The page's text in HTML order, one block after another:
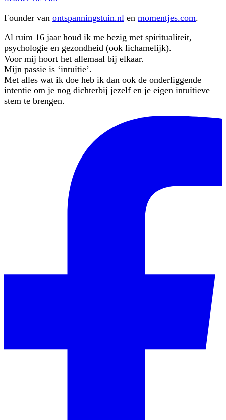
Founder van ontspanningstuin.nl en momentjes.com.
Al ruim 16 jaar houd ik me bezig met spiritualiteit,
psychologie en gezondheid (ook lichamelijk).
Voor mij hoort het allemaal bij elkaar.
Mijn passie is ‘intuïtie’.
Met alles wat ik doe heb ik dan ook de onderliggende
intentie om je nog dichterbij jezelf en je eigen intuïtieve
stem te brengen.